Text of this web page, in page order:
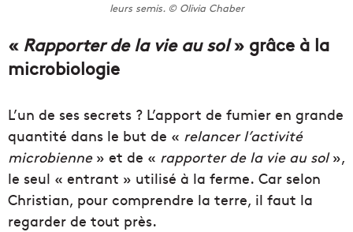
leurs semis. © Olivia Chaber
«Rapporter de la vie au sol» grâce à la
microbiologie
L’un de ses secrets ? L’apport de fumier en grande
quantité dans le but de « relancer l’activité
microbienne » et de « rapporter de la vie au sol»,
le seul « entrant » utilisé à la ferme. Car selon
Christian, pour comprendre la terre, il faut la
regarder de tout près.